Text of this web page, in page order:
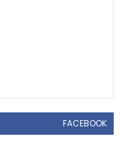
FACEBOOK